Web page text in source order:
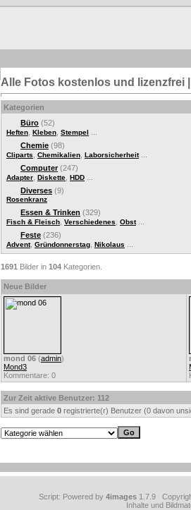
Alle Fotos kostenlos und lizenzfrei
Kategorien
Büro (52)
Heften Kleben Stempel
Chemie (98)
Cliparts Chemikalien Laborsicherheit...
Computer(247)
Adapter Diskette HDD
Diverses (9)
Rosenkranz
Essen & Trinken (329)
Fisch & Fleisch Verschiedenes Obst...
Feste (236)
Advent, Gründonnerstag Nikolaus
1691 Bilder in 104 Kategorien.
Neue Bilder
mond 06 (admin)
Mond3
Kommentare: 0
Zur Zeit aktive Benutzer: 112
Es sind gerade 0 registrierte(r) Benutzer (0 davon
Script: Powered by 4images 1.7.9
Inhalte und